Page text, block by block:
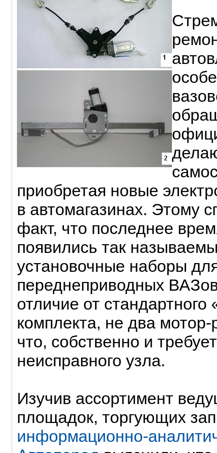
приобретая новые
в автомагазинах. Этому
факт, что последнее
появились так
установочные наборы
переднеприводных
отличие от стандартного
комплекта, не два
что, собственно и
неисправного узла.
Изучив ассортимент
площадок, торгующих
информационно-